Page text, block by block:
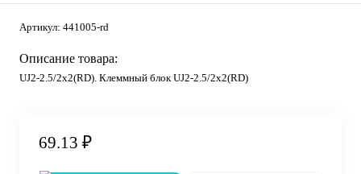
Артикул: 441005-rd
Описание товара:
UJ2-2.5/2x2(RD). Клеммный блок UJ2-2.5/2x2(RD)
69.13 ₽